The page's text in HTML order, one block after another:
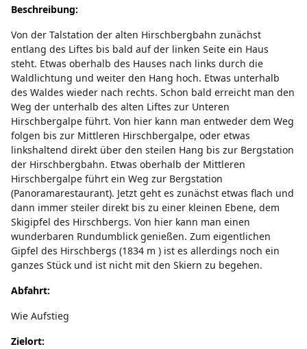
Beschreibung:
Von der Talstation der alten Hirschbergbahn zunächst
entlang des Liftes bis bald auf der linken Seite ein Haus
steht. Etwas oberhalb des Hauses nach links durch die
Waldlichtung und weiter den Hang hoch. Etwas unterhalb
des Waldes wieder nach rechts. Schon bald erreicht man den
Weg der unterhalb des alten Liftes zur Unteren
Hirschbergalpe führt. Von hier kann man entweder dem Weg
folgen bis zur Mittleren Hirschbergalpe, oder etwas
linkshaltend direkt über den steilen Hang bis zur Bergstation
der Hirschbergbahn. Etwas oberhalb der Mittleren
Hirschbergalpe führt ein Weg zur Bergstation
(Panoramarestaurant). Jetzt geht es zunächst etwas flach und
dann immer steiler direkt bis zu einer kleinen Ebene, dem
Skigipfel des Hirschbergs. Von hier kann man einen
wunderbaren Rundumblick genießen. Zum eigentlichen
Gipfel des Hirschbergs (1834 m ) ist es allerdings noch ein
ganzes Stück und ist nicht mit den Skiern zu begehen.
Abfahrt:
Wie Aufstieg
Zielort: